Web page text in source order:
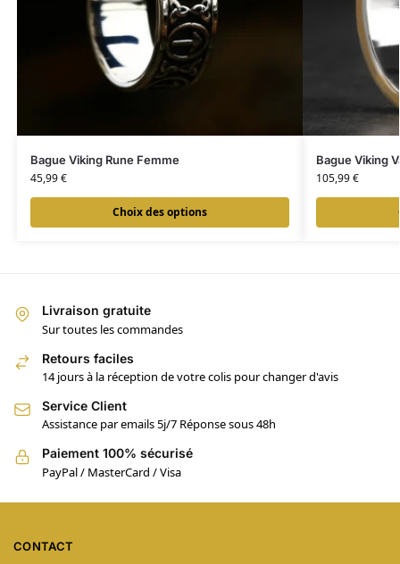
Bague Viking Rune Femme
45,99€
Choix des options
Bague Viking
105,99€
Livraison gratuite
Sur toutes les commandes
Retours faciles
14 jours à la réception de votre colis pour changer d'avis
Service Client
Assistance par emails 5j/7 Réponse sous 48h
Paiement 100% sécurisé
PayPal / MasterCard / Visa
CONTACT